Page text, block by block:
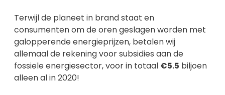
Terwijl de planeet in brand staat en
consumenten om de oren geslagen worden met
galopperende energieprijzen, betalen wij
allemaal de rekening voor subsidies aan de
fossiele energiesector, voor in totaal €5.5 biljoen
alleen al in 2020!